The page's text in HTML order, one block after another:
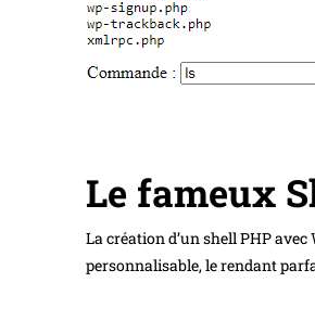
Le fameux
La création d’un shell PHP
personnalisable, le rendant